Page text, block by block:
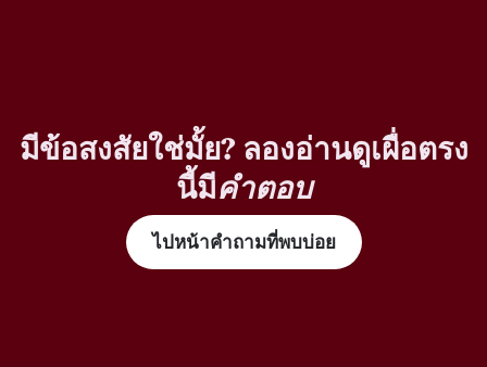
มีข้อสงสัยใช่มั้ย? ลองอ่านดูเผื่อตรง
นี้มีคำตอบ
ไปหน้าคำถามที่พบบ่อย